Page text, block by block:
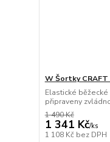
W Šortky
Elastické běžecké
připraveny
1 490 Kč
1 341 Kč/ks
1 108 Kč bez DPH